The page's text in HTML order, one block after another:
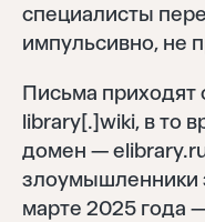
специалисты
импульсивно, не
Письма приходят
library[.]wiki, в то
домен —
злоумышленники
марте 2025 года